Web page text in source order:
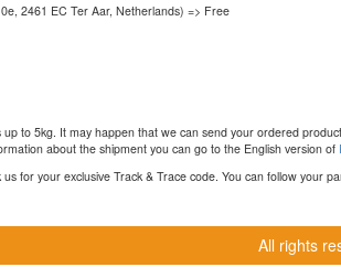
2461 EC Ter Aar, Netherlands) => Free
to 5kg. It may happen that we can send your ordered
about the shipment you can go to the English version of
for your exclusive Track & Trace code. You can follow your
All rights